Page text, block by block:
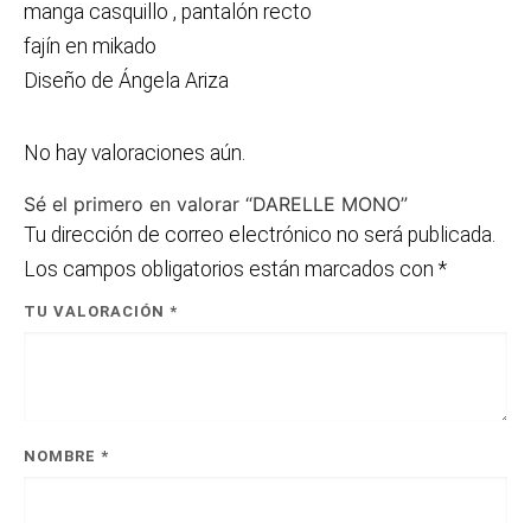
manga casquillo , pantalón recto
fajín en mikado
Diseño de Ángela Ariza
No hay valoraciones aún.
Sé el primero en valorar “DARELLE MONO”
Tu dirección de correo electrónico no será publicada.
Los campos obligatorios están marcados con *
TU VALORACIÓN *
NOMBRE *